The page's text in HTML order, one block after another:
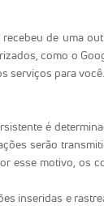
de uma
como o
serviços para você.
é
serão
esse motivo, os
inseridas e